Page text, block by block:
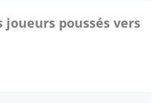
joueurs poussés vers